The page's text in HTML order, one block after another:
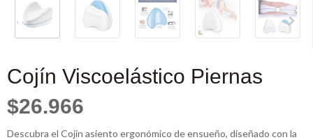
Cojín Viscoelástico Piernas
$26.966
Descubra el Cojín asiento ergonómico de ensueño, diseñado con la